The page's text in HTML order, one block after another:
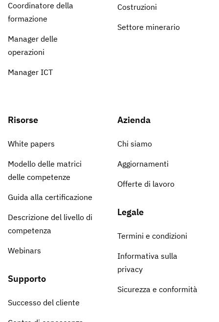
Coordinatore della
formazione
Manager delle
operazioni
Manager ICT
Costruzioni
Settore minerario
Risorse
White papers
Modello delle matrici
delle competenze
Guida alla certificazione
Descrizione del livello di
competenza
Webinars
Supporto
Successo del cliente
Azienda
Chi siamo
Aggiornamenti
Offerte di lavoro
Legale
Termini e condizioni
Informativa sulla
privacy
Sicurezza e conformità